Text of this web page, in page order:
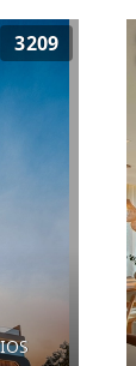
3209